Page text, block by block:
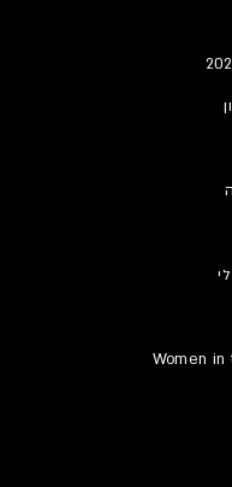
Women in